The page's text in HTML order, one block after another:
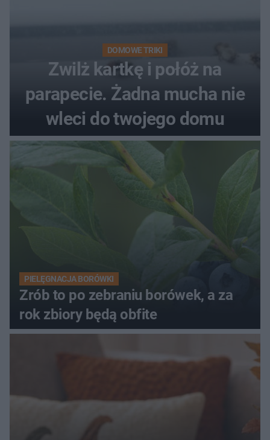
DOMOWE TRIKI
Zwilż kartkę i połóż na
parapecie. Żadna mucha nie
wleci do twojego domu
PIELĘGNACJA BORÓWKI
Zrób to po zebraniu borówek, a za
rok zbiory będą obfite